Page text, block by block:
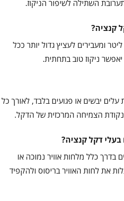
השתילה לשיפור הניקוז.
קנציה?
מתחילים עם עציץ בנפח 20-30 ליטר ומעבירים לעציץ גדול יותר ככל
ניקוז טוב בתחתית.
יבשים או פגועים בלבד, לאורך כל
הצמיחה המרכזית של הדקל.
דקל קנציה?
בדרך כלל מלחות אוויר נמוכה או
את לחות האוויר בריסוס ולהקפיד